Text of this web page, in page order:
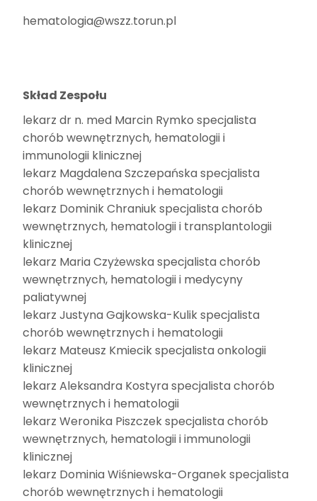
hematologia@wszz.torun.pl
Skład Zespołu
lekarz dr n. med Marcin Rymko specjalista
chorób wewnętrznych, hematologii i
immunologii klinicznej
lekarz Magdalena Szczepańska specjalista
chorób wewnętrznych i hematologii
lekarz Dominik Chraniuk specjalista chorób
wewnętrznych, hematologii i transplantologii
klinicznej
lekarz Maria Czyżewska specjalista chorób
wewnętrznych, hematologii i medycyny
paliatywnej
lekarz Justyna Gajkowska-Kulik specjalista
chorób wewnętrznych i hematologii
lekarz Mateusz Kmiecik specjalista onkologii
klinicznej
lekarz Aleksandra Kostyra specjalista chorób
wewnętrznych i hematologii
lekarz Weronika Piszczek specjalista chorób
wewnętrznych, hematologii i immunologii
klinicznej
lekarz Dominia Wiśniewska-Organek specjalista
chorób wewnętrznych i hematologii